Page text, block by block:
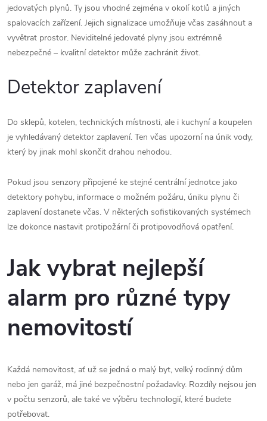
jedovatých plynů. Ty jsou vhodné zejména v okolí kotlů a jiných
spalovacích zařízení. Jejich signalizace umožňuje včas zasáhnout a
vyvětrat prostor. Neviditelné jedovaté plyny jsou extrémně
nebezpečné – kvalitní detektor může zachránit život.
Detektor zaplavení
Do sklepů, kotelen, technických místnosti, ale i kuchyní a koupelen
je vyhledávaný detektor zaplavení. Ten včas upozorní na únik vody,
který by jinak mohl skončit drahou nehodou.
Pokud jsou senzory připojené ke stejné centrální jednotce jako
detektory pohybu, informace o možném požáru, úniku plynu či
zaplavení dostanete včas. V některých sofistikovaných systémech
lze dokonce nastavit protipožární či protipovodňová opatření.
Jak vybrat nejlepší
alarm pro různé typy
nemovitostí
Každá nemovitost, ať už se jedná o malý byt, velký rodinný dům
nebo jen garáž, má jiné bezpečnostní požadavky. Rozdíly nejsou jen
v počtu senzorů, ale také ve výběru technologií, které budete
potřebovat.